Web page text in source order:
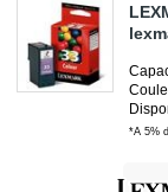
*A 5%